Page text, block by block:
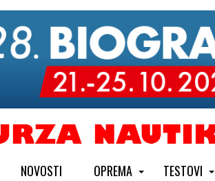
NOVOSTI OPREMA TESTOVI